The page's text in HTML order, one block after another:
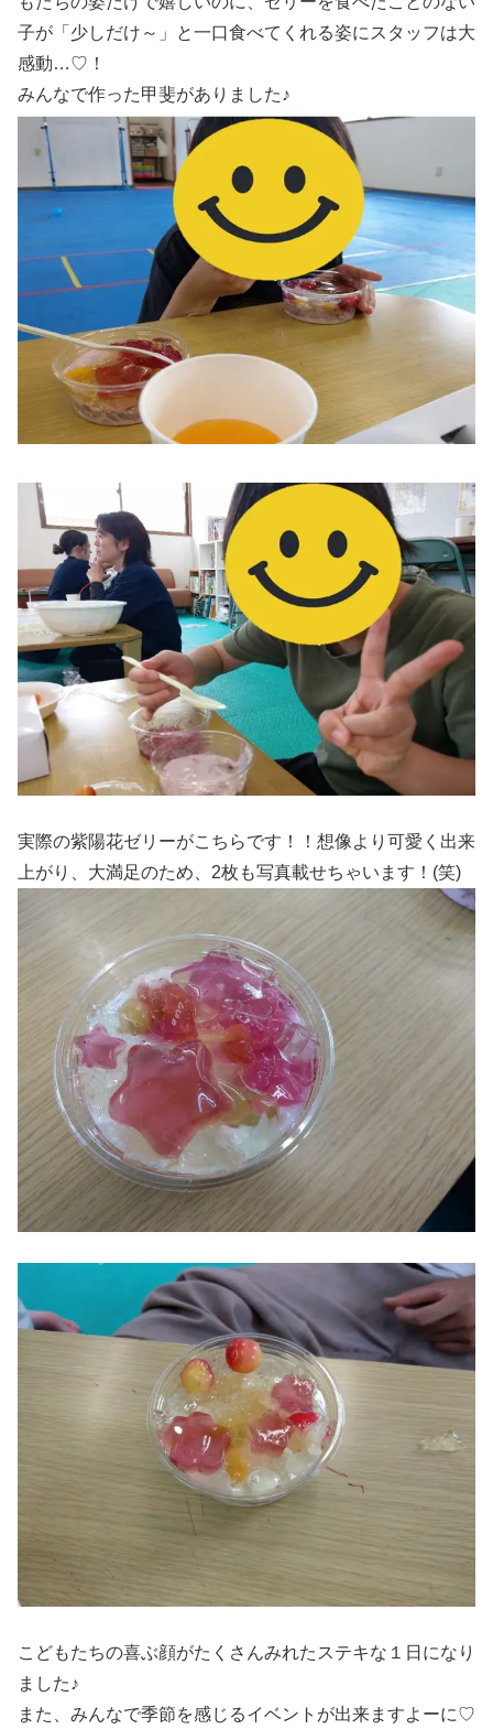
子が「少しだけ～」と一口食べてくれる姿にスタッフは大
感動…♡！
みんなで作った甲斐がありました♪
実際の紫陽花ゼリーがこちらです！！想像より可愛く出来
上がり、大満足のため、2枚も写真載せちゃいます！(笑)
こどもたちの喜ぶ顔がたくさんみれたステキな１日になり
ました♪
また、みんなで季節を感じるイベントが出来ますよーに♡